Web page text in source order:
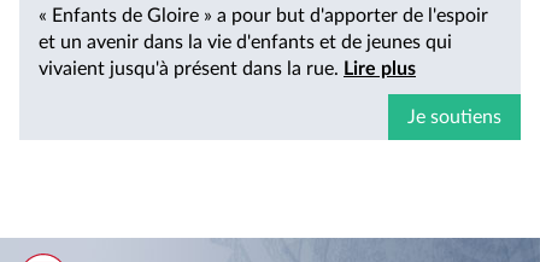
« Enfants de Gloire » a pour but d'apporter de l'espoir
et un avenir dans la vie d'enfants et de jeunes qui
vivaient jusqu'à présent dans la rue. Lire plus
Je soutiens